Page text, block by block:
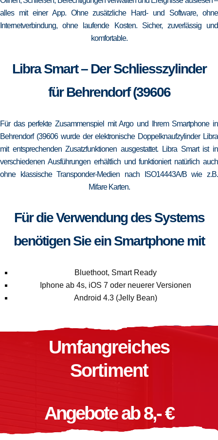
alles mit einer App. Ohne zusätzliche Hard- und Software, ohne
Internetverbindung, ohne laufende Kosten. Sicher, zuverlässig und
komfortable.
Libra Smart – Der Schliesszylinder
für Behrendorf (39606
Für das perfekte Zusammenspiel mit Argo und Ihrem Smartphone in
Behrendorf (39606 wurde der elektronische Doppelknaufzylinder Libra
mit entsprechenden Zusatzfunktionen ausgestattet. Libra Smart ist in
verschiedenen Ausführungen erhältlich und funktioniert natürlich auch
ohne klassische Transponder-Medien nach ISO14443A/B wie z.B.
Mifare Karten.
Für die Verwendung des Systems
benötigen Sie ein Smartphone mit
Bluethoot, Smart Ready
Iphone ab 4s, iOS 7 oder neuerer Versionen
Android 4.3 (Jelly Bean)
Umfangreiches
Sortiment
Angebote ab 8,- €